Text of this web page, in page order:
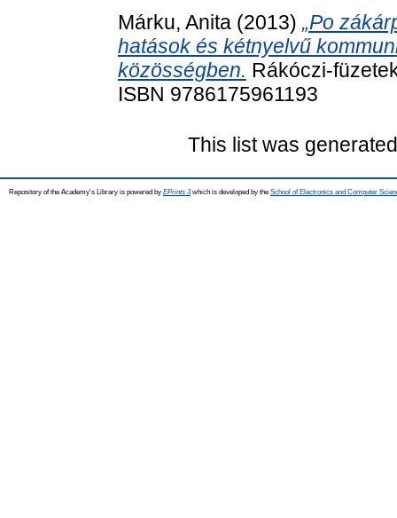
Márku, Anita (2013) „Po
hatások és kétnyelvű
közösségben. Rákóczi-
ISBN 9786175961193
This list was
Repository of the Academy's Library is powered by EPrints 3which is developed by the School of Electronics and Computer